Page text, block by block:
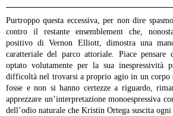
Purtroppo questa eccessiva, per non dire
contro il restante ensemblement che,
positivo di Vernon Elliott, dimostra una
caratteriale del parco attoriale. Piace pensare
optato volutamente per la sua inespressività
difficoltà nel trovarsi a proprio agio in un corpo
fosse e non si hanno certezze a riguardo,
apprezzare un’interpretazione monoespressiva
dell’odio naturale che Kristin Ortega suscita ogni